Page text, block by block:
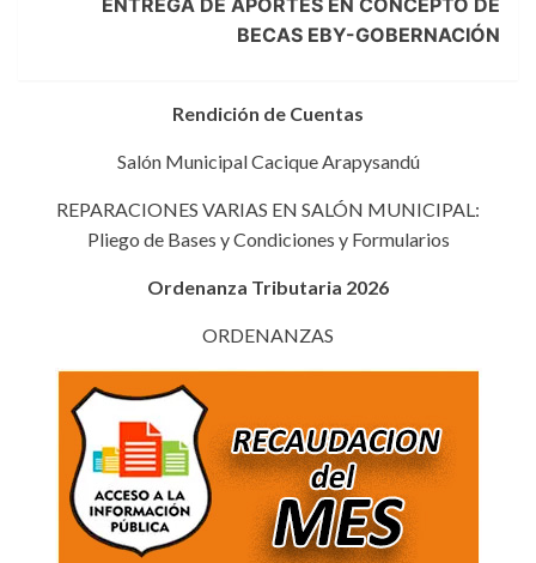
BECAS EBY-GOBERNACIÓN
Rendición de Cuentas
Salón Municipal Cacique Arapysandú
REPARACIONES VARIAS EN SALÓN MUNICIPAL:
Pliego de Bases y Condiciones y Formularios
Ordenanza Tributaria 2026
ORDENANZAS